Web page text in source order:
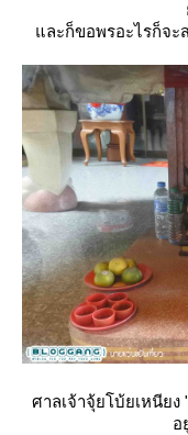
ละก็ขอพรอะไรก็จะ
ศาลเจ้าจุ้ยโบ้ยเหนีย
อ